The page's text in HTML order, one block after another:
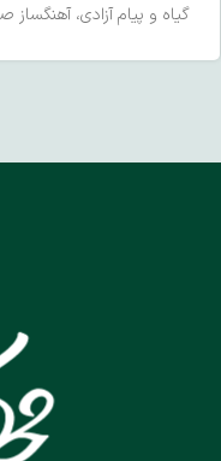
گیاه و پیام آزادی،